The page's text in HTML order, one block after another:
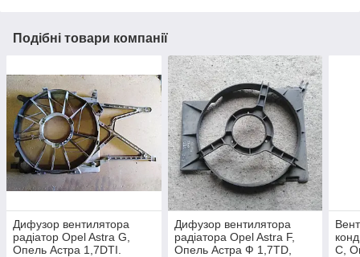
Подібні товари компанії
Дифузор вентилятора
радіатор Opel Astra G,
Опель Астра 1,7DTI.
Дифузор вентилятора
радіатора Opel Astra F,
Опель Астра Ф 1,7TD,
C,